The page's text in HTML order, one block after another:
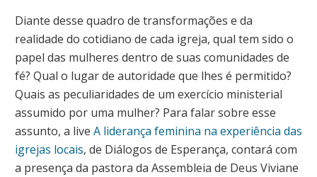
Diante desse quadro de transformações e da
realidade do cotidiano de cada igreja, qual tem sido o
papel das mulheres dentro de suas comunidades de
fé? Qual o lugar de autoridade que lhes é permitido?
Quais as peculiaridades de um exercício ministerial
assumido por uma mulher? Para falar sobre esse
assunto, a live A liderança feminina na experiência das
igrejas locais, de Diálogos de Esperança, contará com
a presença da pastora da Assembleia de Deus Viviane